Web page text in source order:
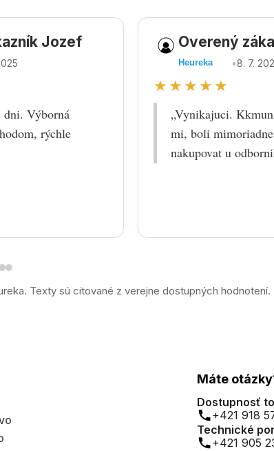
Jozef
dni. Výborná
rýchle
Overený
Heureka •8. 7.
★★★★★
„Vynikajuci.
mi, boli
nakupovat u
Texty sú citované z verejne dostupných hodnotení.
Máte
Dostupnosť
+421 918
Technické
+421 905